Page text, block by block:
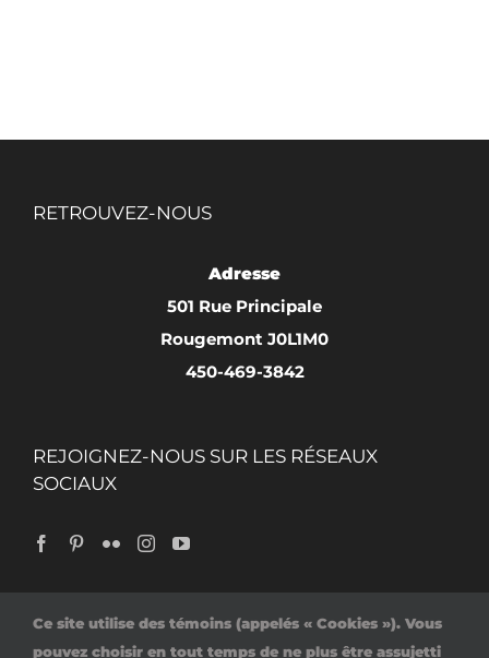
RETROUVEZ-NOUS
Adresse
501 Rue Principale
Rougemont J0L1M0
450-469-3842
REJOIGNEZ-NOUS SUR LES RÉSEAUX
SOCIAUX
Ce site utilise des témoins (appelés « Cookies »). Vous
pouvez choisir en tout temps de ne plus être assujetti